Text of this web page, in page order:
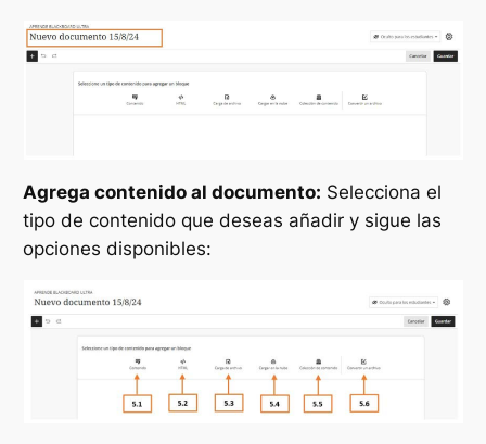
Agrega contenido al documento: Selecciona el
tipo de contenido que deseas añadir y sigue las
opciones disponibles: